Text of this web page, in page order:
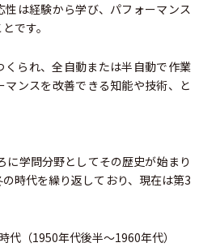
は経験から学び、パフォーマンス
です。
られ、全自動または半自動で作業
ンスを改善できる知能や技術、と
学問分野としてその歴史が始まり
時代を繰り返しており、現在は第3
代（1950年代後半～1960年代）